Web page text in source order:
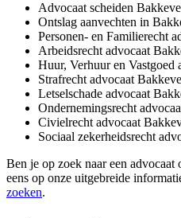
Advocaat scheiden
Ontslag aanvechten in
Personen- en Familierecht
Arbeidsrecht advocaat
Huur, Verhuur en Vastgoed
Strafrecht advocaat
Letselschade advocaat
Ondernemingsrecht
Civielrecht advocaat
Sociaal zekerheidsrecht
Ben je op zoek naar een
eens op onze uitgebreide
zoeken.